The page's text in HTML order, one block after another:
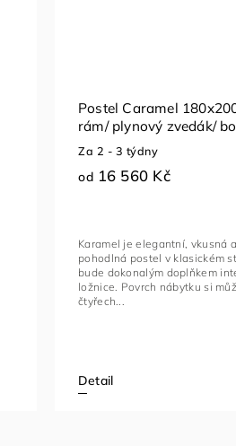
Postel Caramel
rám/ plynový zvedák/
lůžkoviny
Za 2 - 3 týdny
od 16 560 Kč
Detail
Karamel je elegantní, vkusná
pohodlná postel v klasickém
bude dokonalým doplňkem
ložnice. Povrch nábytku si
čtyřech...